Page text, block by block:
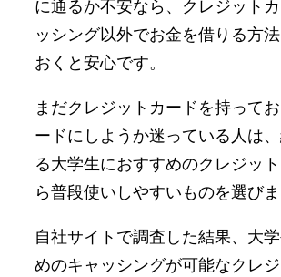
に通るか不安なら、クレジット
ッシング以外でお金を借りる方
おくと安心です。
まだクレジットカードを持って
ードにしようか迷っている人は
る大学生におすすめのクレジッ
ら普段使いしやすいものを選びま
自社サイトで調査した結果、大
めのキャッシングが可能なクレ